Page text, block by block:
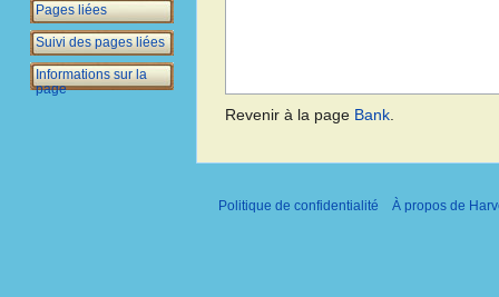
Revenir à la page Bank
Pages liées
Suivi des pages liées
Informations sur la
page
Politique de confidentialité À propos de